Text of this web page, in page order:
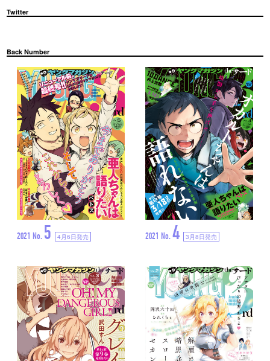
Twitter
Back Number
2021 No. 5 4月6日発売 2021 No.4 3月8日発売